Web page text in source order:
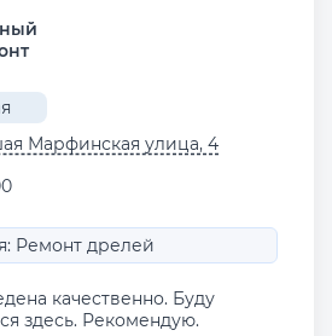
Марфинская улица, 4
Ремонт дрелей
качественно. Буду
здесь. Рекомендую.